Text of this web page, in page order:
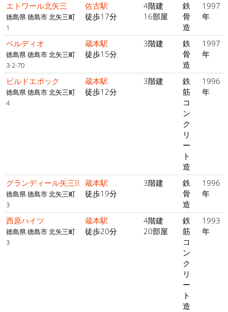
エトワール北矢三
徳島県 徳島市 北矢三町
1
佐古駅
徒歩17分
4階建
16部屋
鉄
骨
造
1997
年
ベルディオ
徳島県 徳島市 北矢三町
3-2-70
蔵本駅
徒歩15分
3階建
鉄
骨
造
1997
年
ビルドエポック
徳島県 徳島市 北矢三町
4
蔵本駅
徒歩12分
3階建
鉄
筋
コ
ン
ク
リ
ー
ト
造
1996
年
グランディール矢三B
徳島県 徳島市 北矢三町
3
蔵本駅
徒歩19分
3階建
鉄
骨
造
1996
年
西原ハイツ
徳島県 徳島市 北矢三町
3
蔵本駅
徒歩20分
4階建
20部屋
鉄
筋
コ
ン
ク
リ
ー
ト
造
1993
年